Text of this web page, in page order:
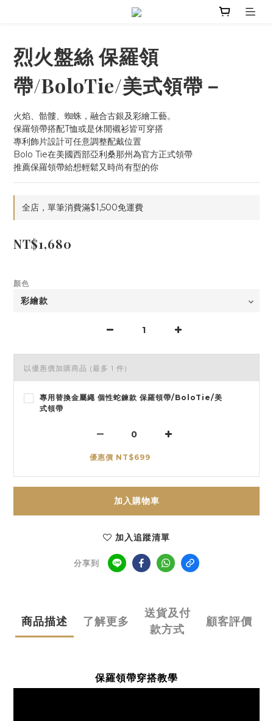
烈火盤絲 保羅領
帶/BoloTie/美式領帶－
火焰、骷髏、蜘蛛，融合古銀及彩繪工藝。
保羅領帶搭配T恤或是休閒襯衫皆可穿搭
專利飾片設計可任意調整配戴位置
Bolo Tie在美國西部亞利桑那州為官方正式領帶
推薦保羅領帶給想輕鬆又時尚有型的你
全店，單筆消費滿$1,500免運費
NT$1,680
顏色
以優惠價加購商品 (最多 1 件)
專用替換金屬繩 個性蛇鍊款 保羅領帶/BoloTie/美
式領帶
優惠價 NT$699
加入購物車
加入追蹤清單
分享到
商品描述 了解更多
送貨及付
款方式
顧客評價
保羅領帶穿搭教學